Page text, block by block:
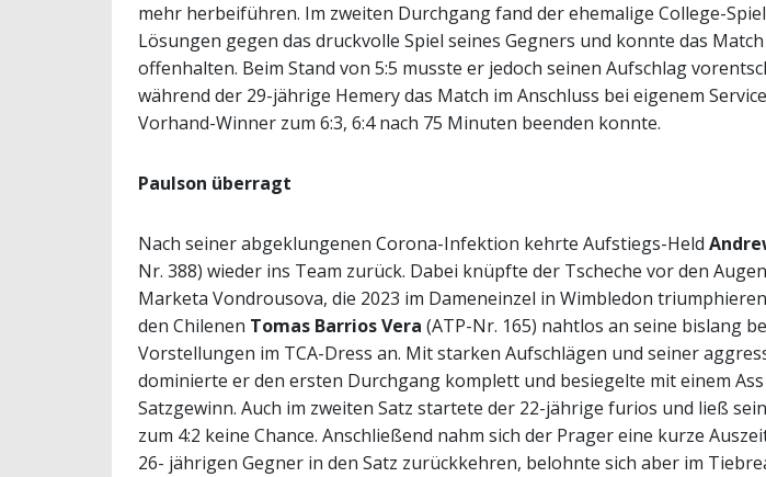
mehr herbeiführen. Im zweiten Durchgang fand der ehemalige College-
Lösungen gegen das druckvolle Spiel seines Gegners und konnte das
offenhalten. Beim Stand von 5:5 musste er jedoch seinen Aufschlag
während der 29-jährige Hemery das Match im Anschluss bei eigenem
Vorhand-Winner zum 6:3, 6:4 nach 75 Minuten beenden konnte.
Paulson überragt
Nach seiner abgeklungenen Corona-Infektion kehrte Aufstiegs-Held
Nr. 388) wieder ins Team zurück. Dabei knüpfte der Tscheche vor den
Marketa Vondrousova, die 2023 im Dameneinzel in Wimbledon
den Chilenen Tomas Barrios Vera (ATP-Nr. 165) nahtlos an seine bislang
Vorstellungen im TCA-Dress an. Mit starken Aufschlägen und seiner
dominierte er den ersten Durchgang komplett und besiegelte mit einem
Satzgewinn. Auch im zweiten Satz startete der 22-jährige furios und ließ
zum 4:2 keine Chance. Anschließend nahm sich der Prager eine kurze
26- jährigen Gegner in den Satz zurückkehren, belohnte sich aber im